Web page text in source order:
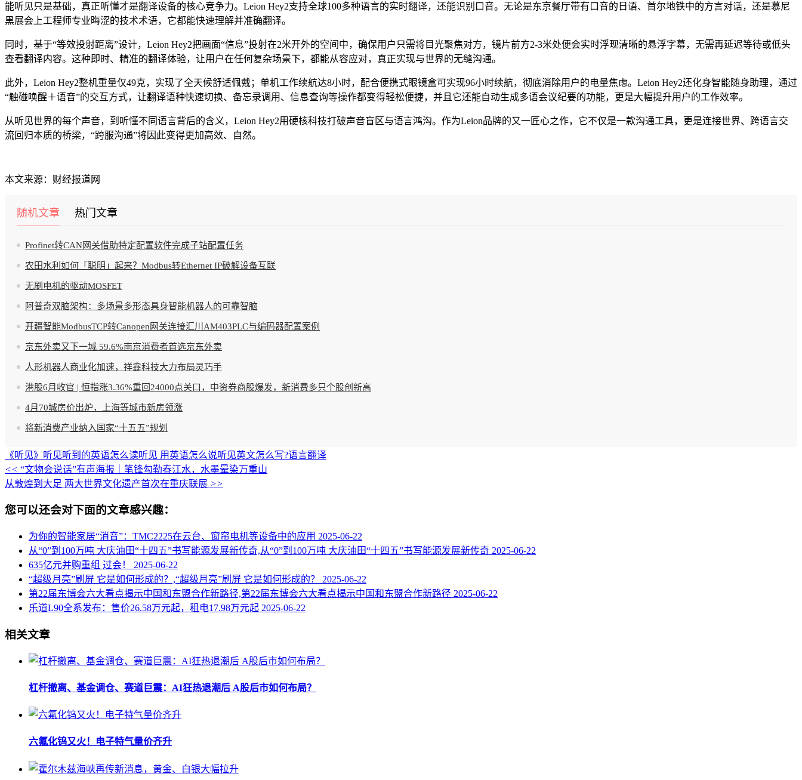
能听见只是基础，真正听懂才是翻译设备的核心竞争力。Leion Hey2支持全球100多种语言的实时翻译，还能识别口音。无论是东京餐厅带有口音的日语、首尔地铁中的方言对话，还是慕尼
黑展会上工程师专业晦涩的技术术语，它都能快速理解并准确翻译。
同时，基于“等效投射距离”设计，Leion Hey2把画面“信息”投射在2米开外的空间中，确保用户只需将目光聚焦对方，镜片前方2-3米处便会实时浮现清晰的悬浮字幕，无需再延迟等待或低头
查看翻译内容。这种即时、精准的翻译体验，让用户在任何复杂场景下，都能从容应对，真正实现与世界的无缝沟通。
此外，Leion Hey2整机重量仅49克，实现了全天候舒适佩戴；单机工作续航达8小时，配合便携式眼镜盒可实现96小时续航，彻底消除用户的电量焦虑。Leion Hey2还化身智能随身助理，通过
“触碰唤醒＋语音”的交互方式，让翻译语种快速切换、备忘录调用、信息查询等操作都变得轻松便捷，并且它还能自动生成多语会议纪要的功能，更是大幅提升用户的工作效率。
从听见世界的每个声音，到听懂不同语言背后的含义，Leion Hey2用硬核科技打破声音盲区与语言鸿沟。作为Leion品牌的又一匠心之作，它不仅是一款沟通工具，更是连接世界、跨语言交
流回归本质的桥梁，“跨服沟通”将因此变得更加高效、自然。
本文来源：财经报道网
随机文章 热门文章
Profinet转CAN网关借助特定配置软件完成子站配置任务
农田水利如何「聪明」起来？Modbus转Ethernet IP破解设备互联
无刷电机的驱动MOSFET
阿普奇双脑架构：多场景多形态具身智能机器人的可靠智脑
开疆智能ModbusTCP转Canopen网关连接汇川AM403PLC与编码器配置案例
京东外卖又下一城 59.6%南京消费者首选京东外卖
人形机器人商业化加速，祥鑫科技大力布局灵巧手
港股6月收官 | 恒指涨3.36%重回24000点关口，中资券商股爆发，新消费多只个股创新高
4月70城房价出炉，上海等城市新房领涨
将新消费产业纳入国家“十五五”规划
《听见》 听见听到的英语怎么读听见 用英语怎么说听见英文怎么写?语言翻译
<< “文物会说话”有声海报｜笔锋勾勒春江水，水墨晕染万重山
从敦煌到大足 两大世界文化遗产首次在重庆联展 >>
您可以还会对下面的文章感兴趣：
为你的智能家居“消音”：TMC2225在云台、窗帘电机等设备中的应用 2025-06-22
从“0”到100万吨 大庆油田“十四五”书写能源发展新传奇,从“0”到100万吨 大庆油田“十四五”书写能源发展新传奇 2025-06-22
635亿元并购重组 过会！ 2025-06-22
“超级月亮”刷屏 它是如何形成的？,“超级月亮”刷屏 它是如何形成的？ 2025-06-22
第22届东博会六大看点揭示中国和东盟合作新路径,第22届东博会六大看点揭示中国和东盟合作新路径 2025-06-22
乐道L90全系发布：售价26.58万元起，租电17.98万元起 2025-06-22
相关文章
杠杆撤离、基金调仓、赛道巨震：AI狂热退潮后 A股后市如何布局？
六氟化钨又火！电子特气量价齐升